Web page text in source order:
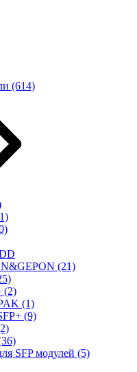
(614)
(21)
(2)
(1)
(9)
SFP модулей (5)